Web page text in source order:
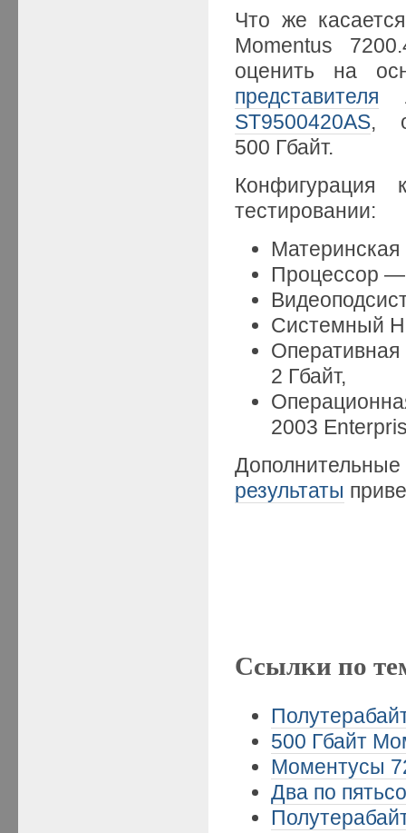
Что же
Momentus
оценить на
представителя
ST9500420AS,
500 Гбайт.
Конфигурация
тестировании:
Процессор —
Системный
2 Гбайт,
2003
результаты
Ссылки по
500 Гбайт
Моментусы
Два по